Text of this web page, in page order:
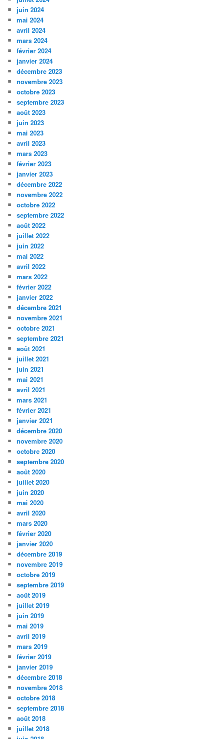
juin 2024
mai 2024
avril 2024
mars 2024
février 2024
janvier 2024
décembre 2023
novembre 2023
octobre 2023
septembre 2023
août 2023
juin 2023
mai 2023
avril 2023
mars 2023
février 2023
janvier 2023
décembre 2022
novembre 2022
octobre 2022
septembre 2022
août 2022
juillet 2022
juin 2022
mai 2022
avril 2022
mars 2022
février 2022
janvier 2022
décembre 2021
novembre 2021
octobre 2021
septembre 2021
août 2021
juillet 2021
juin 2021
mai 2021
avril 2021
mars 2021
février 2021
janvier 2021
décembre 2020
novembre 2020
octobre 2020
septembre 2020
août 2020
juillet 2020
juin 2020
mai 2020
avril 2020
mars 2020
février 2020
janvier 2020
décembre 2019
novembre 2019
octobre 2019
septembre 2019
août 2019
juillet 2019
juin 2019
mai 2019
avril 2019
mars 2019
février 2019
janvier 2019
décembre 2018
novembre 2018
octobre 2018
septembre 2018
août 2018
juillet 2018